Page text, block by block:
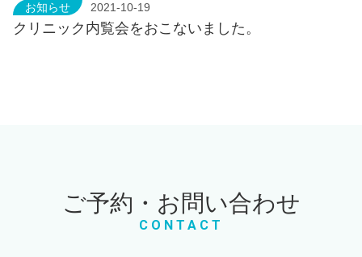
お知らせ 2021-10-19
クリニック内覧会をおこないました。
ご予約・お問い合わせ
CONTACT